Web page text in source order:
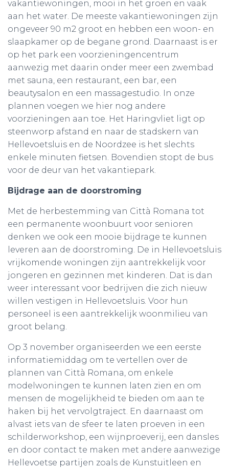
vakantiewoningen, mooi in het groen en vaak
aan het water. De meeste vakantiewoningen zijn
ongeveer 90 m2 groot en hebben een woon- en
slaapkamer op de begane grond. Daarnaast is er
op het park een voorzieningencentrum
aanwezig met daarin onder meer een zwembad
met sauna, een restaurant, een bar, een
beautysalon en een massagestudio. In onze
plannen voegen we hier nog andere
voorzieningen aan toe. Het Haringvliet ligt op
steenworp afstand en naar de stadskern van
Hellevoetsluis en de Noordzee is het slechts
enkele minuten fietsen. Bovendien stopt de bus
voor de deur van het vakantiepark.
Bijdrage aan de doorstroming
Met de herbestemming van Città Romana tot
een permanente woonbuurt voor senioren
denken we ook een mooie bijdrage te kunnen
leveren aan de doorstroming. De in Hellevoetsluis
vrijkomende woningen zijn aantrekkelijk voor
jongeren en gezinnen met kinderen. Dat is dan
weer interessant voor bedrijven die zich nieuw
willen vestigen in Hellevoetsluis. Voor hun
personeel is een aantrekkelijk woonmilieu van
groot belang.
Op 3 november organiseerden we een eerste
informatiemiddag om te vertellen over de
plannen van Città Romana, om enkele
modelwoningen te kunnen laten zien en om
mensen de mogelijkheid te bieden om aan te
haken bij het vervolgtraject. En daarnaast om
alvast iets van de sfeer te laten proeven in een
schilderworkshop, een wijnproeverij, een dansles
en door contact te maken met andere aanwezige
Hellevoetse partijen zoals de Kunstuitleen en